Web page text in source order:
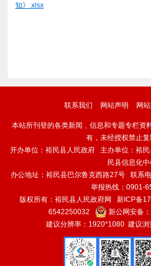
知》.xlsx
联系我们 网站声明 网
本站所刊登的各类新闻﹑信息和专题专栏资
有，未经授权禁止复
开办单位：裕民县人民政府 主办单位：裕
民县信息化
办公地址：裕民县巴尔鲁克西路27号 联系
举报热线：0901-
版权所有：裕民县人民政府网 新ICP备
6542250032
新公网安备：
建议分辨率：1920*1080 建议